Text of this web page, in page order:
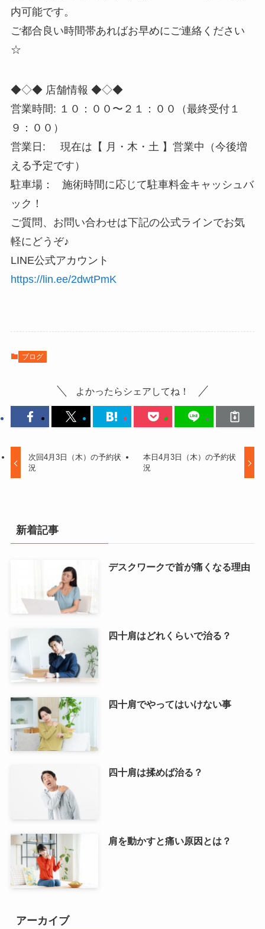
内可能です。
ご都合良い時間帯あればお早めにご連絡ください
☆
◆◇◆ 店舗情報 ◆◇◆
営業時間: １０：００〜２１：００（最終受付１
９：００）
営業日: 現在は【 月・木・土 】営業中（今後増
える予定です）
駐車場： 施術時間に応じて駐車料金キャッシュバ
ック！
ご質問、お問い合わせは下記の公式ラインでお気
軽にどうぞ♪
LINE公式アカウント
https://lin.ee/2dwtPmK
ブログ
よかったらシェアしてね！
次回4月3日（木）の予約状
況
本日4月3日（木）の予約状
況
新着記事
デスクワークで首が痛くなる理由
四十肩はどれくらいで治る？
四十肩でやってはいけない事
四十肩は揉めば治る？
肩を動かすと痛い原因とは？
アーカイブ